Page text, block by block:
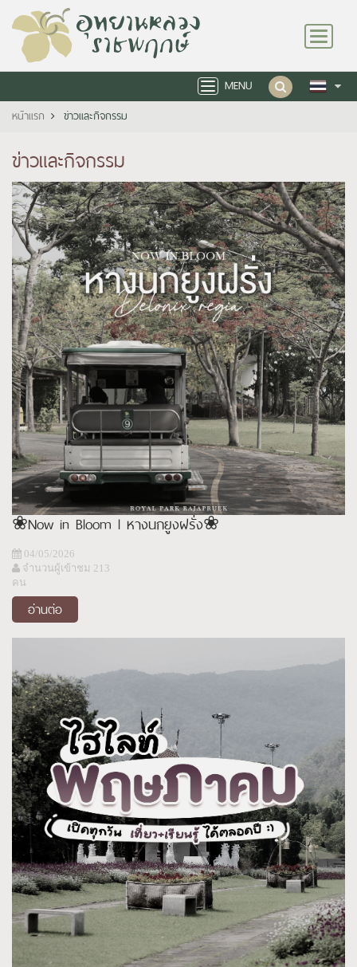
Toggle
navigation
MENU
Toggle
navigation
หน้าแรก ข่าวและกิจกรรม
ข่าวและกิจกรรม
❀Now in Bloom l หางนกยูงฝรั่ง❀
04/05/2026
จำนวนผู้เข้าชม 213
คน
อ่านต่อ